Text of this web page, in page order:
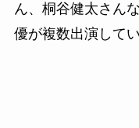
ん、桐谷健太さん
優が複数出演してい